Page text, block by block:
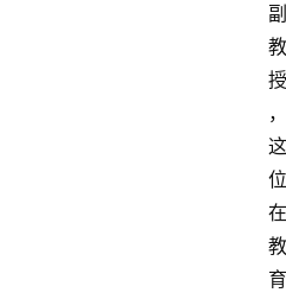
副
教
授
，
这
位
在
教
育